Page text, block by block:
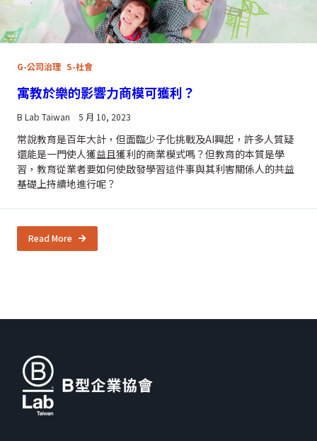
G-公司治理 S-社會
寓教於樂的影響力商模可獲利？
B Lab Taiwan 5 月 10, 2023
常說教育是百年大計，但面臨少子化挑戰及AI興起，許多人質疑
還能是一門使人獲益且獲利的商業模式嗎？但教育的本質是學
習，教育從業者要如何使啟發學習這件事與其利害關係人的共益
基礎上持續地進行呢？
Read More